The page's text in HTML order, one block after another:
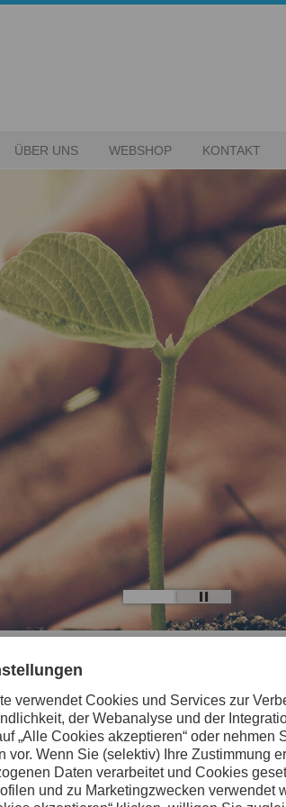
ÜBER UNS WEBSHOP KONTAKT
für Uddeholm. Wir streben einen weltweit
positiv zu entwickeln. Jahrelange
Herausforderungen ist es nun an der Zeit,
Werkzeugstahl durchgeführt, um zu zeigen,